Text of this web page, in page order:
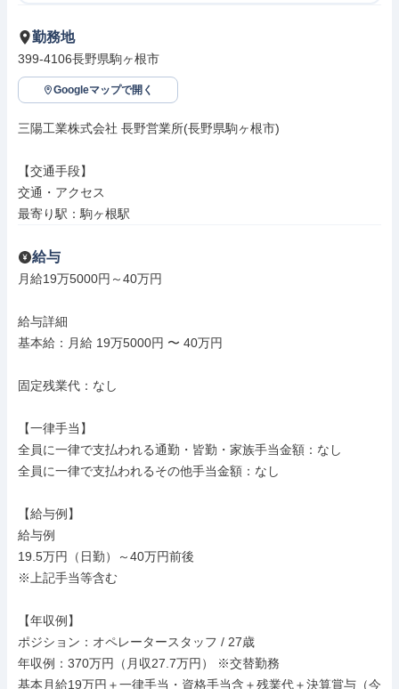
勤務地
399-4106長野県駒ヶ根市
Googleマップで開く
三陽工業株式会社 長野営業所(長野県駒ヶ根市)
【交通手段】
交通・アクセス
最寄り駅：駒ヶ根駅
給与
月給19万5000円～40万円
給与詳細
基本給：月給 19万5000円 〜 40万円
固定残業代：なし
【一律手当】
全員に一律で支払われる通勤・皆勤・家族手当金額：なし
全員に一律で支払われるその他手当金額：なし
【給与例】
給与例
19.5万円（日勤）～40万円前後
※上記手当等含む
【年収例】
ポジション：オペレータースタッフ / 27歳
年収例：370万円（月収27.7万円） ※交替勤務
基本月給19万円＋一律手当・資格手当含＋残業代＋決算賞与（今